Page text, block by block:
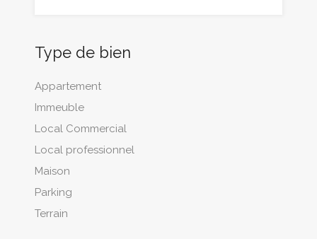
Type de bien
Appartement
Immeuble
Local Commercial
Local professionnel
Maison
Parking
Terrain